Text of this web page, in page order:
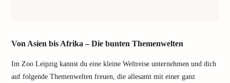
Von Asien bis Afrika – Die bunten Themenwelten
Im Zoo Leipzig kannst du eine kleine Weltreise unternehmen und dich
auf folgende Themenwelten freuen, die allesamt mit einer ganz